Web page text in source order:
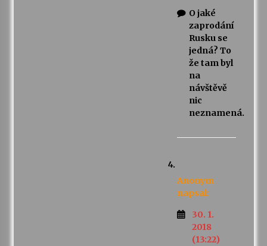
O jaké
zaprodání
Rusku se
jedná? To
že tam byl
na
návštěvě
nic
neznamená.
Anonym
napsal:
30. 1.
2018
(13:22)